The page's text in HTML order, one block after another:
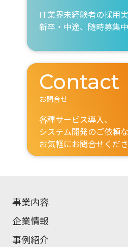
IT業界未経験者の採用
新卒・中途、随時募集中
Contact
お問合せ
各種サービス導入、
システム開発のご依頼
お気軽にお問合せくださ
事業内容
企業情報
事例紹介